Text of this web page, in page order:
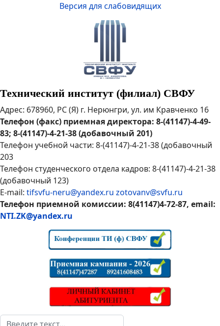
Версия для слабовидящих
Технический институт (филиал) СВФУ
Адрес: 678960, РС (Я) г. Нерюнгри, ул. им Кравченко 16
Телефон (факс) приемная директора: 8-(41147)-4-49-
83; 8-(41147)-4-21-38 (добавочный 201)
Телефон учебной части: 8-(41147)-4-21-38 (добавочный
203
Телефон студенческого отдела кадров: 8-(41147)-4-21-38
(добавочный 123)
E-mail: tifsvfu-neru@yandex.ru zotovanv@svfu.ru
Телефон приемной комиссии: 8(41147)4-72-87, email:
NTI.ZK@yandex.ru
Поиск